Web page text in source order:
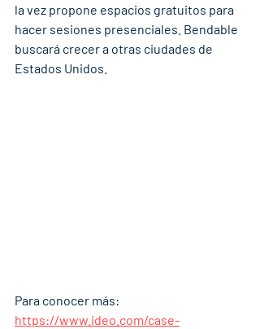
la vez propone espacios gratuitos para
hacer sesiones presenciales. Bendable
buscará crecer a otras ciudades de
Estados Unidos.
Para conocer más:
https://www.ideo.com/case-